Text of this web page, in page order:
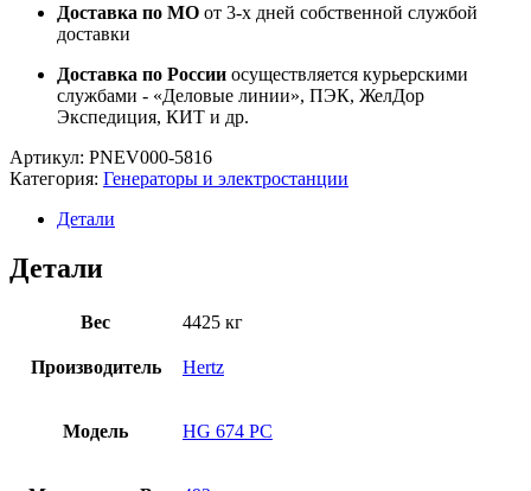
Доставка по МО от 3-х дней собственной службой
доставки
Доставка по России осуществляется курьерскими
службами - «Деловые линии», ПЭК, ЖелДор
Экспедиция, КИТ и др.
Артикул: PNEV000-5816
Категория: Генераторы и электростанции
Детали
Детали
Вес 4425 кг
Производитель Hertz
Модель HG 674 PC